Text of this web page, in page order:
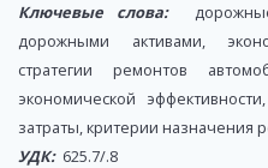
Ключевые слова:дорожные
дорожными активами,
стратегии ремонтов
экономической
затраты, критерии назначения
УДК:625.7/.8